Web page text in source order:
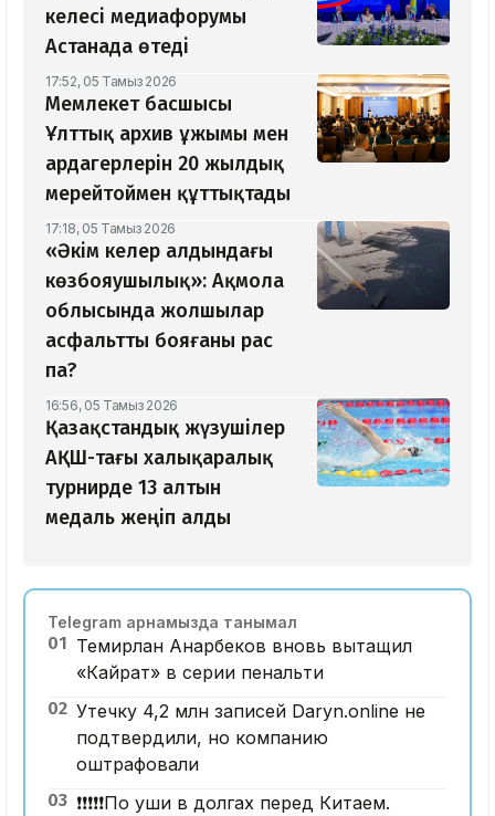
келесі медиафорумы
Астанада өтеді
17:52, 05 Тамыз 2026
Мемлекет басшысы
Ұлттық архив ұжымы мен
ардагерлерін 20 жылдық
мерейтоймен құттықтады
17:18, 05 Тамыз 2026
«Әкім келер алдындағы
көзбояушылық»: Ақмола
облысында жолшылар
асфальтты бояғаны рас
па?
16:56, 05 Тамыз 2026
Қазақстандық жүзушілер
АҚШ-тағы халықаралық
турнирде 13 алтын
медаль жеңіп алды
Telegram арнамызда танымал
01 Темирлан Анарбеков вновь вытащил
«Кайрат» в серии пенальти
02 Утечку 4,2 млн записей Daryn.online не
подтвердили, но компанию
оштрафовали
03 ❗️❗️❗️❗️❗️По уши в долгах перед Китаем.